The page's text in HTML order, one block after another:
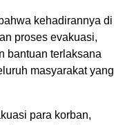
kehadirannya di
proses evakuasi,
bantuan terlaksana
masyarakat yang
para korban,